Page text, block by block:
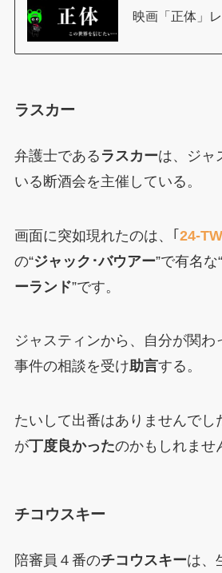
映画「正体」
ラスカー
弁護士である ラスカーは、ジャ
いる断酒会を主催している。
画面に突如現れたのは、｢ 24-
の“ジャック･バウアー”で有名な“
ーランド”です。
ジャスティンから、自分が関わ
事件の相談を受け助言する。
たいして出番はありませんでし
が丁度良かったのかもしれませ
チコウスキー
陪審員４番のチコウスキーは、